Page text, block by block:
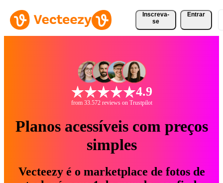
Inscreva-
se
Entrar
4.9
from 33.572 reviews on Trustpilot
Planos acessíveis com preços
simples
Vecteezy é o marketplace de fotos de